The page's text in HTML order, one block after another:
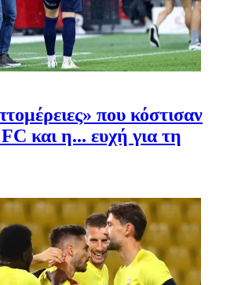
που κόστισαν
και η... ευχή για τη